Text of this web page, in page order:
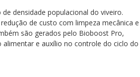
densidade populacional do viveiro.
de custo com limpeza mecânica e
são gerados pelo Bioboost Pro,
e auxílio no controle do ciclo do